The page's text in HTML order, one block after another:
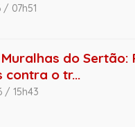
/ 07h51
do Sertão:
o tr...
/ 15h43